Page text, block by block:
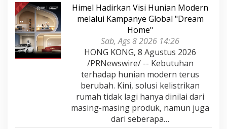
Himel Hadirkan Visi Hunian Modern
melalui Kampanye Global "Dream
Home"
Sab, Ags 8 2026 14:26
HONG KONG, 8 Agustus 2026
/PRNewswire/ -- Kebutuhan
terhadap hunian modern terus
berubah. Kini, solusi kelistrikan
rumah tidak lagi hanya dinilai dari
masing-masing produk, namun juga
dari seberapa…